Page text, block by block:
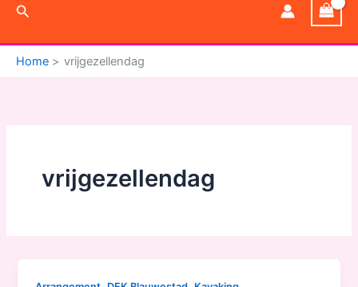
Zoeken
Home vrijgezellendag
vrijgezellendag